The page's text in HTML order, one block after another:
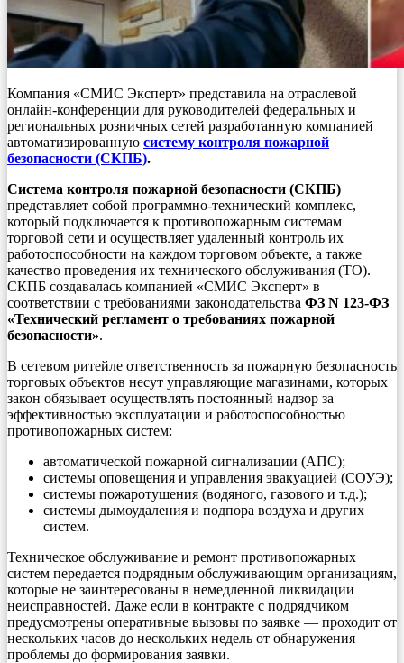
Компания «СМИС Эксперт» представила на отраслевой
онлайн-конференции для руководителей федеральных и
региональных розничных сетей разработанную компанией
автоматизированную систему контроля пожарной
безопасности (СКПБ).
Система контроля пожарной безопасности (СКПБ)
представляет собой программно-технический комплекс,
который подключается к противопожарным системам
торговой сети и осуществляет удаленный контроль их
работоспособности на каждом торговом объекте, а также
качество проведения их технического обслуживания (ТО).
СКПБ создавалась компанией «СМИС Эксперт» в
соответствии с требованиями законодательства ФЗ N 123-ФЗ
«Технический регламент о требованиях пожарной
безопасности».
В сетевом ритейле ответственность за пожарную безопасность
торговых объектов несут управляющие магазинами, которых
закон обязывает осуществлять постоянный надзор за
эффективностью эксплуатации и работоспособностью
противопожарных систем:
автоматической пожарной сигнализации (АПС);
системы оповещения и управления эвакуацией (СОУЭ);
системы пожаротушения (водяного, газового и т.д.);
системы дымоудаления и подпора воздуха и других
систем.
Техническое обслуживание и ремонт противопожарных
систем передается подрядным обслуживающим организациям,
которые не заинтересованы в немедленной ликвидации
неисправностей. Даже если в контракте с подрядчиком
предусмотрены оперативные вызовы по заявке — проходит от
нескольких часов до нескольких недель от обнаружения
проблемы до формирования заявки.